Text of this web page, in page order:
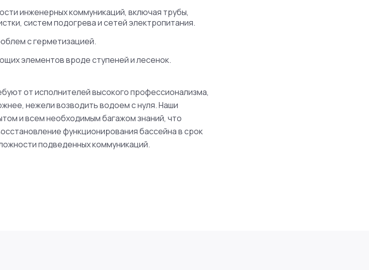
инженерных коммуникаций, включая трубы,
систем подогрева и сетей электропитания.
с герметизацией.
элементов вроде ступеней и лесенок.
от исполнителей высокого профессионализма,
нежели возводить водоем с нуля. Наши
и всем необходимым багажом знаний, что
функционирования бассейна в срок
подведенных коммуникаций.